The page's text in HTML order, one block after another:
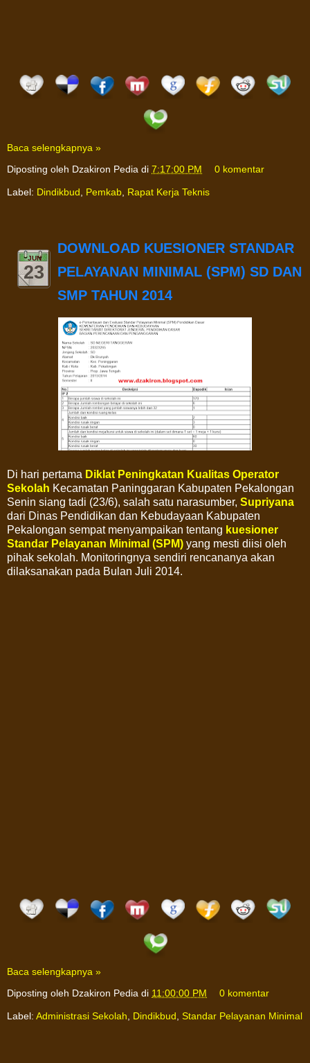
Baca selengkapnya »
Diposting oleh Dzakiron Pedia di 7:17:00 PM 0 komentar
Label: Dindikbud Pemkab Rapat Kerja Teknis
JUN
23
DOWNLOAD KUESIONER STANDAR
PELAYANAN MINIMAL (SPM) SD DAN
SMP TAHUN 2014
Di hari pertama Diklat Peningkatan Kualitas Operator
Sekolah Kecamatan Paninggaran Kabupaten Pekalongan
Senin siang tadi (23/6), salah satu narasumber, Supriyana
dari Dinas Pendidikan dan Kebudayaan Kabupaten
Pekalongan sempat menyampaikan tentang kuesioner
Standar Pelayanan Minimal (SPM) yang mesti diisi oleh
pihak sekolah. Monitoringnya sendiri rencananya akan
dilaksanakan pada Bulan Juli 2014.
Baca selengkapnya »
Diposting oleh Dzakiron Pedia di 11:00:00 PM 0 komentar
Label: Administrasi Sekolah Dindikbud Standar Pelayanan Minimal